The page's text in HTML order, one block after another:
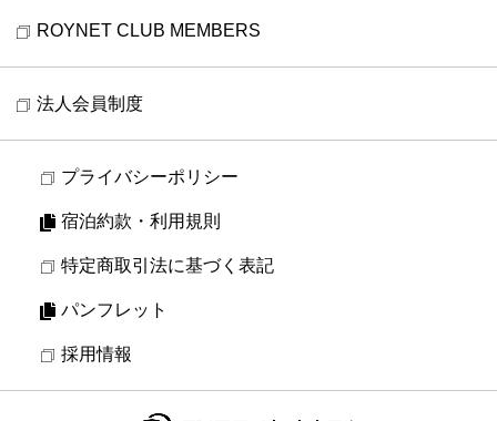
ROYNET CLUB MEMBERS
法人会員制度
プライバシーポリシー
宿泊約款・利用規則
特定商取引法に基づく表記
パンフレット
採用情報